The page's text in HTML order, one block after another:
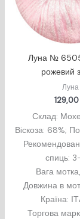
Луна №
рожевий
Луна
Склад:
Вiскоза: 68%;
спиць:
Вага
Довжина в
Країна:
Торгова